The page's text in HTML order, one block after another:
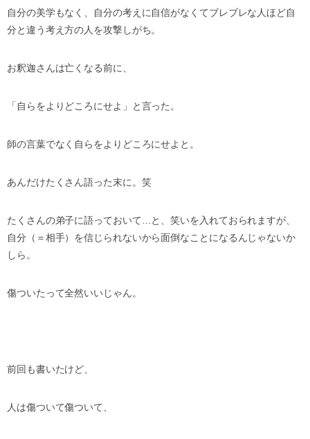
自分の美学もなく、自分の考えに自信がなくてブレブレな人ほど自
分と違う考え方の人を攻撃しがち。
お釈迦さんは亡くなる前に、
「自らをよりどころにせよ」と言った。
師の言葉でなく自らをよりどころにせよと。
あんだけたくさん語った末に。笑
たくさんの弟子に語っておいて…と、笑いを入れておられますが、
自分（＝相手）を信じられないから面倒なことになるんじゃないか
しら。
傷ついたって全然いいじゃん。
前回も書いたけど、
人は傷ついて傷ついて、